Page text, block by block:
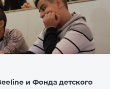
и Фонда детского